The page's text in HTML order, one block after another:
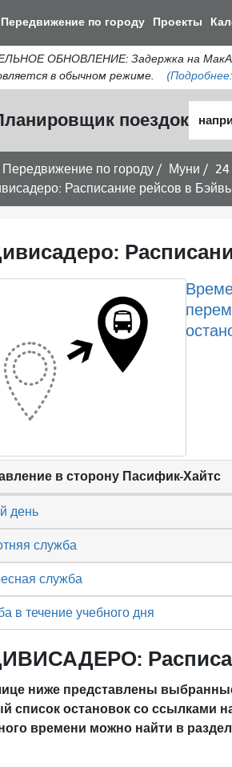
Передвижение по городу Проекты
ОБНОВЛЕНИЕ: Задержка на
в обычном режиме.
(Подробнее:
поездок
Передвижение по городу Муни
Расписание рейсов в
в сторону Пасифик-Хайтс
служба
служба
день
в течение учебного дня
ниже представлены
список остановок со ссылками
времени можно найти в